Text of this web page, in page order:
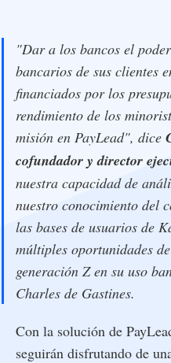
"Dar a los bancos el
bancarios de sus clientes
financiados por los
rendimiento de los
misión en PayLead", dice
cofundador y director
nuestra capacidad de
nuestro conocimiento del
las bases de usuarios de
múltiples oportunidades
generación Z en su uso
Charles de Gastines.
Con la solución de
seguirán disfrutando de